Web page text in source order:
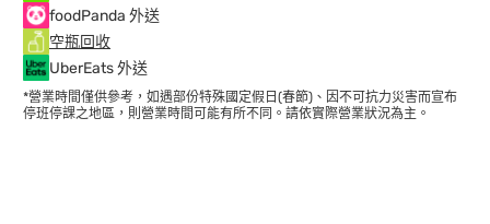
foodPanda 外送
空瓶回收
UberEats 外送
*營業時間僅供參考，如遇部份特殊國定假日(春節)、因不可抗力災害而宣布
停班停課之地區，則營業時間可能有所不同。請依實際營業狀況為主。